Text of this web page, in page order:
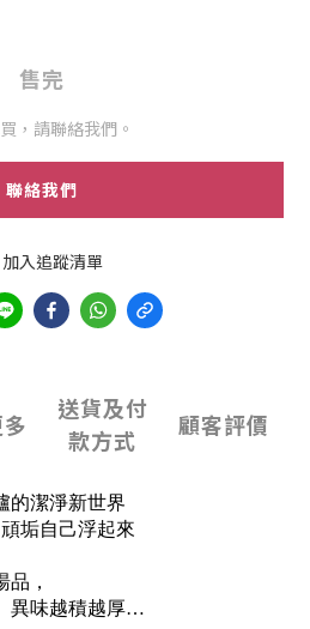
售完
，請聯絡我們。
聯絡我們
加入追蹤清單
送貨及付
款方式
顧客評價
的潔淨新世界
垢自己浮起來
，
異味越積越厚…